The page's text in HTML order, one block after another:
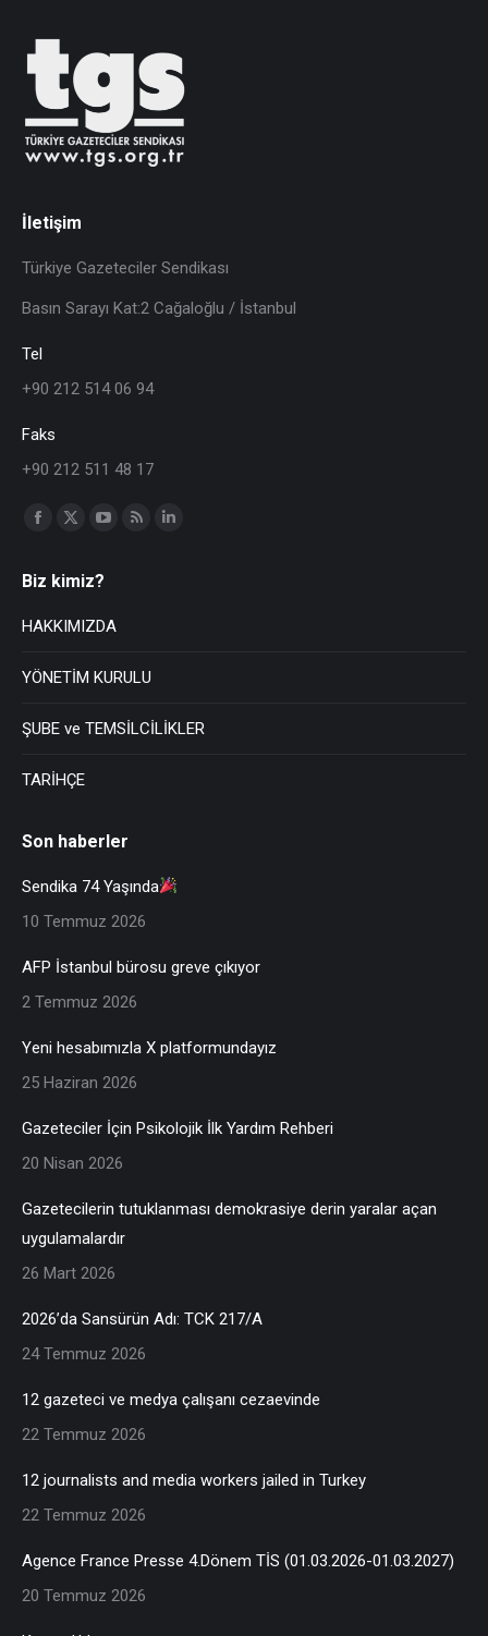
İletişim
Türkiye Gazeteciler Sendikası
Basın Sarayı Kat:2 Cağaloğlu / İstanbul
Tel
+90 212 514 06 94
Faks
+90 212 511 48 17
Find us on:
Biz kimiz?
HAKKIMIZDA
YÖNETİM KURULU
ŞUBE ve TEMSİLCİLİKLER
TARİHÇE
Son haberler
Sendika 74 Yaşında
10 Temmuz 2026
AFP İstanbul bürosu greve çıkıyor
2 Temmuz 2026
Yeni hesabımızla X platformundayız
25 Haziran 2026
Gazeteciler İçin Psikolojik İlk Yardım Rehberi
20 Nisan 2026
Gazetecilerin tutuklanması demokrasiye derin yaralar açan
uygulamalardır
26 Mart 2026
2026’da Sansürün Adı: TCK 217/A
24 Temmuz 2026
12 gazeteci ve medya çalışanı cezaevinde
22 Temmuz 2026
12 journalists and media workers jailed in Turkey
22 Temmuz 2026
Agence France Presse 4.Dönem TİS (01.03.2026-01.03.2027)
20 Temmuz 2026